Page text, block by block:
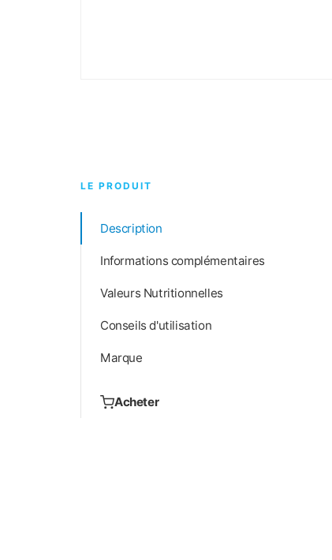
LE PRODUIT
Description
Informations complémentaires
Valeurs Nutritionnelles
Conseils d'utilisation
Marque
Acheter